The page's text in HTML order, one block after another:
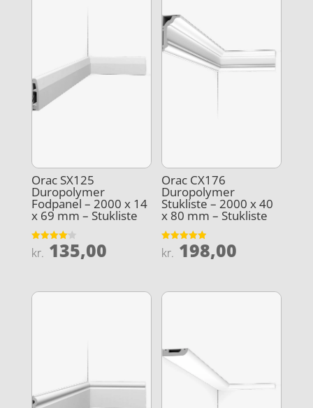
Orac SX125
Duropolymer
Fodpanel – 2000 x 14
x 69 mm – Stukliste
Vurderet
4.1
kr. 135,00
Orac CX176
Duropolymer
Stukliste – 2000 x 40
x 80 mm – Stukliste
Vurderet
4.9
kr. 198,00